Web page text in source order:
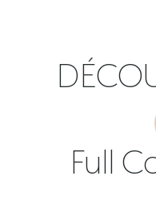
Full